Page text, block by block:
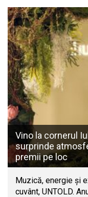
Vino la cornerul
surprinde
premii pe loc
Muzică, energie și
cuvânt, UNTOLD.